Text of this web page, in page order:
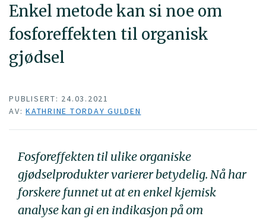
Enkel metode kan si noe om
fosforeffekten til organisk
gjødsel
PUBLISERT: 24.03.2021
AV: KATHRINE TORDAY GULDEN
Fosforeffekten til ulike organiske
gjødselprodukter varierer betydelig. Nå har
forskere funnet ut at en enkel kjemisk
analyse kan gi en indikasjon på om